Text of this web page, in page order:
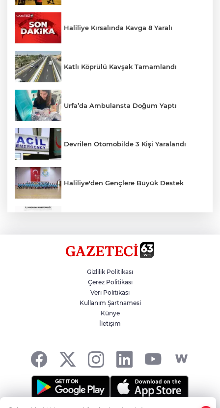
Haliliye Kırsalında Kavga 8 Yaralı
Katlı Köprülü Kavşak Tamamlandı
Urfa’da Ambulansta Doğum Yaptı
Devrilen Otomobilde 3 Kişi Yaralandı
Haliliye'den Gençlere Büyük Destek
Hikmet Başak’tan Ulaşım Çalışması
Atatürk Bulvarında Asfalt Yenileniyor
Gizlilik Politikası
Çerez Politikası
Veri Politikası
Kullanım Şartnamesi
Künye
İletişim